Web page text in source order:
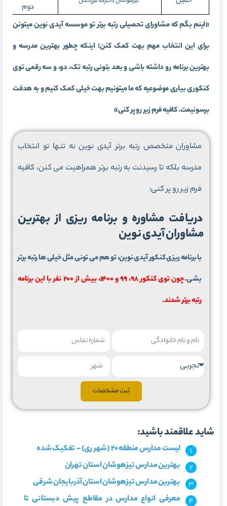
دوم
«اینم بگم که مشاورای تحصیلی رتبه برتر تو موسسه آیدی نوین میتونن
برای این انتخاب مهم بهت کمک کنن؛ اینکه چطور بهترین مدرسه و
بهترین برنامه رو داشته باشی و بعد بتونی رتبه تک، دو، و سه رقمی توی
کنکوری بیاری موضوعیه که ما میتونیم بهت خیلی کمک کنیم و به هدفت
برسونیمت. کافیه فرم زیر رو پر کنی»
مشاوران متخصص رتبه برتر آیدی نوین نه تنها تو انتخاب
مدرسه بلکه تا رسیدنت به رتبه برتر همراهیت می کنن، کافیه
فرم زیر رو پر کنی:
دریافت مشاوره و برنامه ریزی از بهترین
مشاوران آیدی نوین
با برنامه ریزی کنکور آیدی نوین، تو هم می تونی مثل خیلی ها رتبه برتر
بشی.
چون توی کنکور 98، 99 و 1400، بیش از 200 نفر با این برنامه
رتبه برتر شدند.
ثبت مشخصات
شاید علاقمند باشید:
لیست مدارس منطقه 20 (شهر ری) – تفکیک شده
بهترین مدارس تیزهوشان استان تهران
بهترین مدارس تیزهوشان استان آذربایجان شرقی
معرفی انواع مدارس در مقاطع پیش دبستانی تا